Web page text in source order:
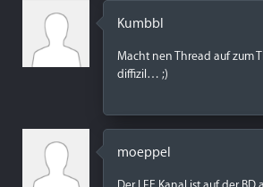
Kumbbl
Macht nen Thread auf zum
diffizil… ;)
moeppel